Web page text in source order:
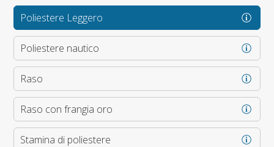
Poliestere Leggero
Poliestere nautico
Raso
Raso con frangia oro
Stamina di poliestere